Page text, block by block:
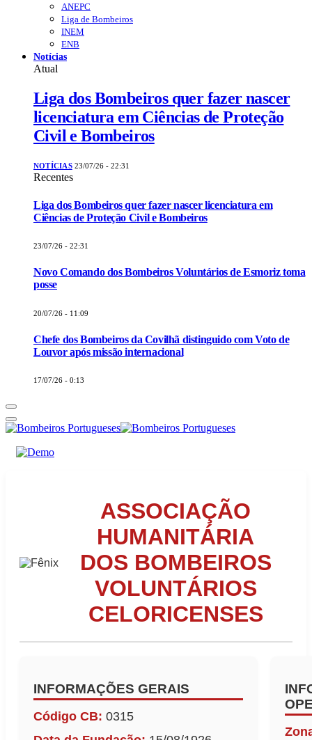
ANEPC
Liga de Bombeiros
INEM
ENB
Notícias
Atual
Liga dos Bombeiros quer fazer nascer
licenciatura em Ciências de Proteção
Civil e Bombeiros
NOTÍCIAS 23/07/26 - 22:31
Recentes
Liga dos Bombeiros quer fazer nascer licenciatura em
Ciências de Proteção Civil e Bombeiros
23/07/26 - 22:31
Novo Comando dos Bombeiros Voluntários de Esmoriz toma
posse
20/07/26 - 11:09
Chefe dos Bombeiros da Covilhã distinguido com Voto de
Louvor após missão internacional
17/07/26 - 0:13
ASSOCIAÇÃO
HUMANITÁRIA
DOS BOMBEIROS
VOLUNTÁRIOS
CELORICENSES
INFORMAÇÕES GERAIS
Código CB: 0315